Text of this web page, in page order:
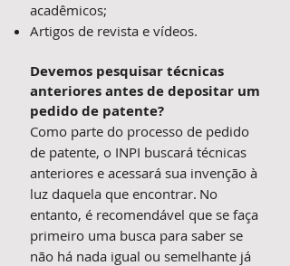
acadêmicos;
Artigos de revista e vídeos.
Devemos pesquisar técnicas
anteriores antes de depositar um
pedido de patente?
Como parte do processo de pedido
de patente, o INPI buscará técnicas
anteriores e acessará sua invenção à
luz daquela que encontrar. No
entanto, é recomendável que se faça
primeiro uma busca para saber se
não há nada igual ou semelhante já